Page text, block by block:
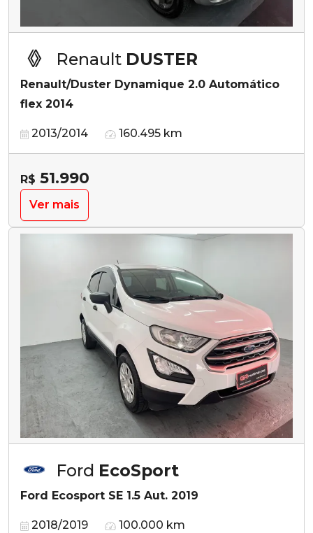
Renault DUSTER
Renault/Duster Dynamique 2.0 Automático
flex 2014
2013/2014 160.495 km
R$ 51.990
Ver mais
Ford EcoSport
Ford Ecosport SE 1.5 Aut. 2019
2018/2019 100.000 km